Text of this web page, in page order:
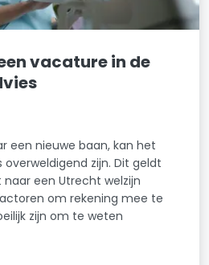
vacature in de
een nieuwe baan, kan het
zijn. Dit geldt
een Utrecht welzijn
om rekening mee te
zijn om te weten